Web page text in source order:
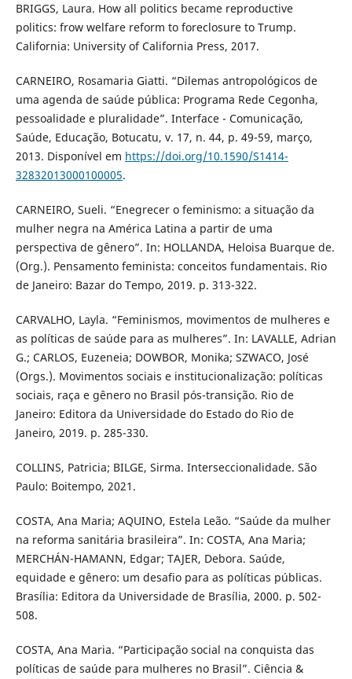
BRIGGS, Laura. How all politics became reproductive
politics: frow welfare reform to foreclosure to Trump.
California: University of California Press, 2017.
CARNEIRO, Rosamaria Giatti. “Dilemas antropológicos de
uma agenda de saúde pública: Programa Rede Cegonha,
pessoalidade e pluralidade”. Interface - Comunicação,
Saúde, Educação, Botucatu, v. 17, n. 44, p. 49-59, março,
2013. Disponível em https://doi.org/10.1590/S1414-
32832013000100005.
CARNEIRO, Sueli. “Enegrecer o feminismo: a situação da
mulher negra na América Latina a partir de uma
perspectiva de gênero”. In: HOLLANDA, Heloisa Buarque de.
(Org.). Pensamento feminista: conceitos fundamentais. Rio
de Janeiro: Bazar do Tempo, 2019. p. 313-322.
CARVALHO, Layla. “Feminismos, movimentos de mulheres e
as políticas de saúde para as mulheres”. In: LAVALLE, Adrian
G.; CARLOS, Euzeneia; DOWBOR, Monika; SZWACO, José
(Orgs.). Movimentos sociais e institucionalização: políticas
sociais, raça e gênero no Brasil pós-transição. Rio de
Janeiro: Editora da Universidade do Estado do Rio de
Janeiro, 2019. p. 285-330.
COLLINS, Patricia; BILGE, Sirma. Interseccionalidade. São
Paulo: Boitempo, 2021.
COSTA, Ana Maria; AQUINO, Estela Leão. “Saúde da mulher
na reforma sanitária brasileira”. In: COSTA, Ana Maria;
MERCHÁN-HAMANN, Edgar; TAJER, Debora. Saúde,
equidade e gênero: um desafio para as políticas públicas.
Brasília: Editora da Universidade de Brasília, 2000. p. 502-
508.
COSTA, Ana Maria. “Participação social na conquista das
políticas de saúde para mulheres no Brasil”. Ciência &